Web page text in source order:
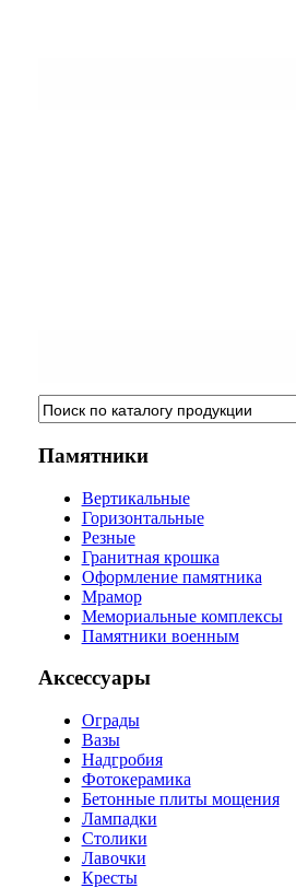
Памятники
Вертикальные
Горизонтальные
Резные
Гранитная крошка
Оформление памятника
Мрамор
Мемориальные комплексы
Памятники военным
Аксессуары
Ограды
Вазы
Надгробия
Фотокерамика
Бетонные плиты мощения
Лампадки
Столики
Лавочки
Кресты